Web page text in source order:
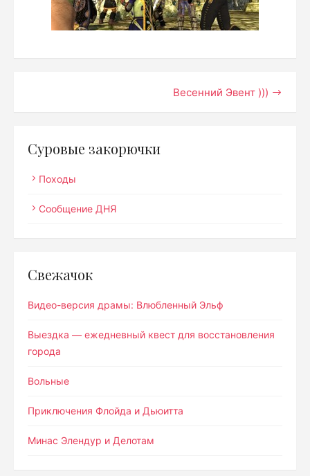
записям
Весенний Эвент )))
Суровые закорючки
Походы
Сообщение ДНЯ
Свежачок
Видео-версия драмы: Влюбленный Эльф
Выездка — ежедневный квест для восстановления
города
Вольные
Приключения Флойда и Дьюитта
Минас Элендур и Делотам